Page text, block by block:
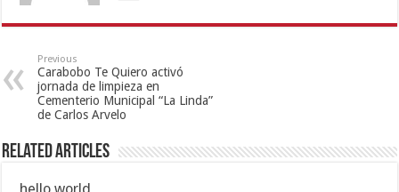
Previous
Carabobo Te Quiero activó
jornada de limpieza en
Cementerio Municipal “La Linda”
de Carlos Arvelo
Related Articles
hello world